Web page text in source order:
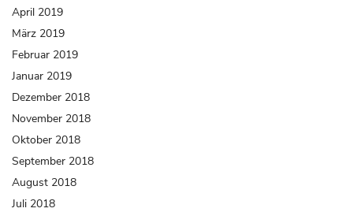
April 2019
März 2019
Februar 2019
Januar 2019
Dezember 2018
November 2018
Oktober 2018
September 2018
August 2018
Juli 2018